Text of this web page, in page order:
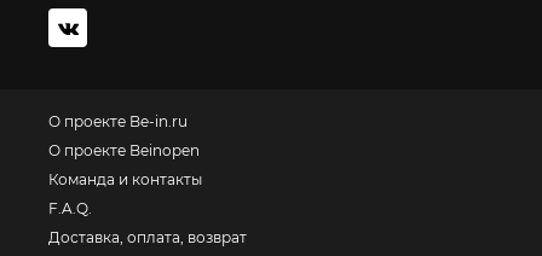
О проекте Be-in.ru
О проекте Beinopen
Команда и контакты
F.A.Q.
Доставка, оплата, возврат